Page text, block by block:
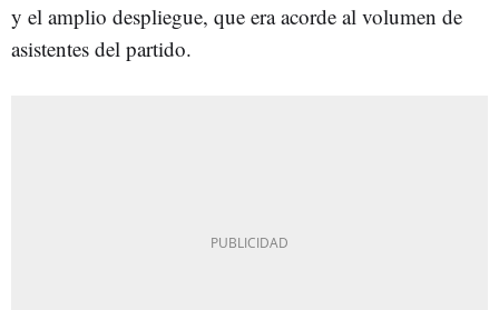
y el amplio despliegue, que era acorde al volumen de
asistentes del partido.